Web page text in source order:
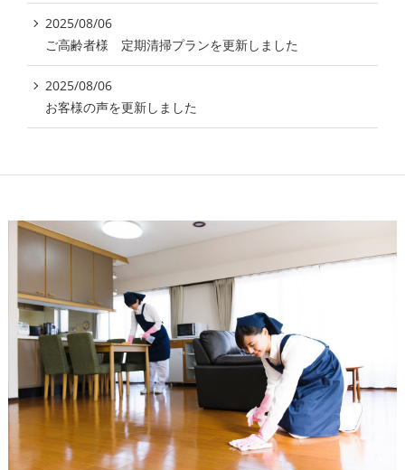
2025/08/06
ご高齢者様 定期清掃プランを更新しました
2025/08/06
お客様の声を更新しました